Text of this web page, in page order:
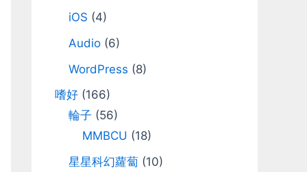
iOS (4)
Audio (6)
WordPress (8)
嗜好 (166)
輪子 (56)
MMBCU (18)
星星科幻蘿蔔 (10)